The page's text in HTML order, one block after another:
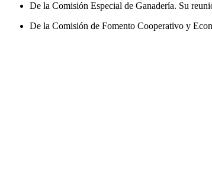
De la Comisión Especial de Ganadería. Su
De la Comisión de Fomento Cooperativo y